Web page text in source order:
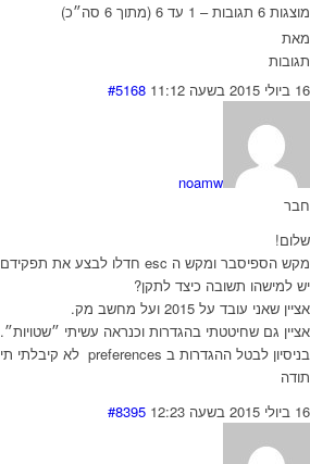
מוצגות 6 תגובות – 1 עד 6 (מתוך 6 סה״כ)
מאת
תגובות
16 ביולי 2015 בשעה 11:12
#5168
noamw
חבר
שלום!
מקש הספיסבר ומקש ה esc חדלו לבצע את תפקידם.
יש למישהו תשובה כיצד לתקן?
אציין שאני עובד על 2015 ועל מחשב מק.
אציין גם שחיטטתי בהגדרות וכנראה עשיתי ״שטויות״.
בניסיון לבטל ההגדרות ב preferences לא קיבלתי תיקון למצב.
תודה
16 ביולי 2015 בשעה 12:23
#8395